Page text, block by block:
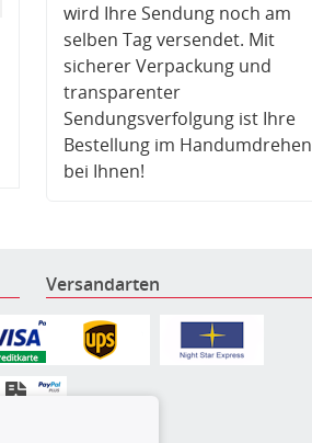
wird Ihre Sendung noch am
selben Tag versendet. Mit
sicherer Verpackung und
transparenter
Sendungsverfolgung ist Ihre
Bestellung im Handumdrehen
bei Ihnen!
Versandarten